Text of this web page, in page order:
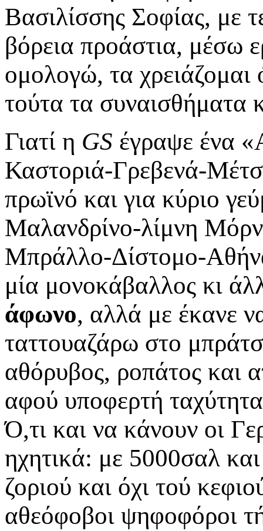
Βασιλίσσης Σοφίας, με
βόρεια προάστια, μέσω
ομολογώ, τα
τούτα τα συναισθήματα
Γιατί η GS έγραψε ένα
Καστοριά-Γρεβενά-
πρωϊνό και για κύριο
Μαλανδρίνο-λίμνη
Mπράλλο-Δίστομο-
μία μονοκάβαλλος κι
άφωνο, αλλά με έκανε
ταττουαζάρω στο
αθόρυβος, ροπάτος και
αφού υποφερτή
Ό,τι και να κάνουν οι
ηχητικά: με 5000σαλ
ζοριού και όχι τού
αθεόφοβοι ψηφοφόροι